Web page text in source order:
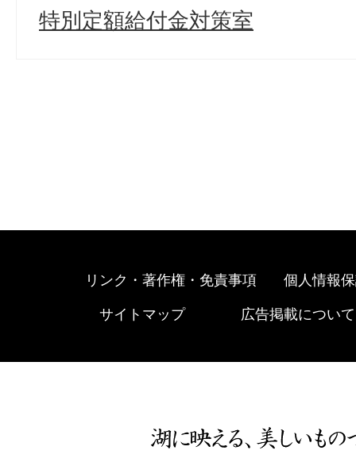
特別定額給付金対策室
リンク・著作権・免責事項 個人情報
サイトマップ 広告掲載について